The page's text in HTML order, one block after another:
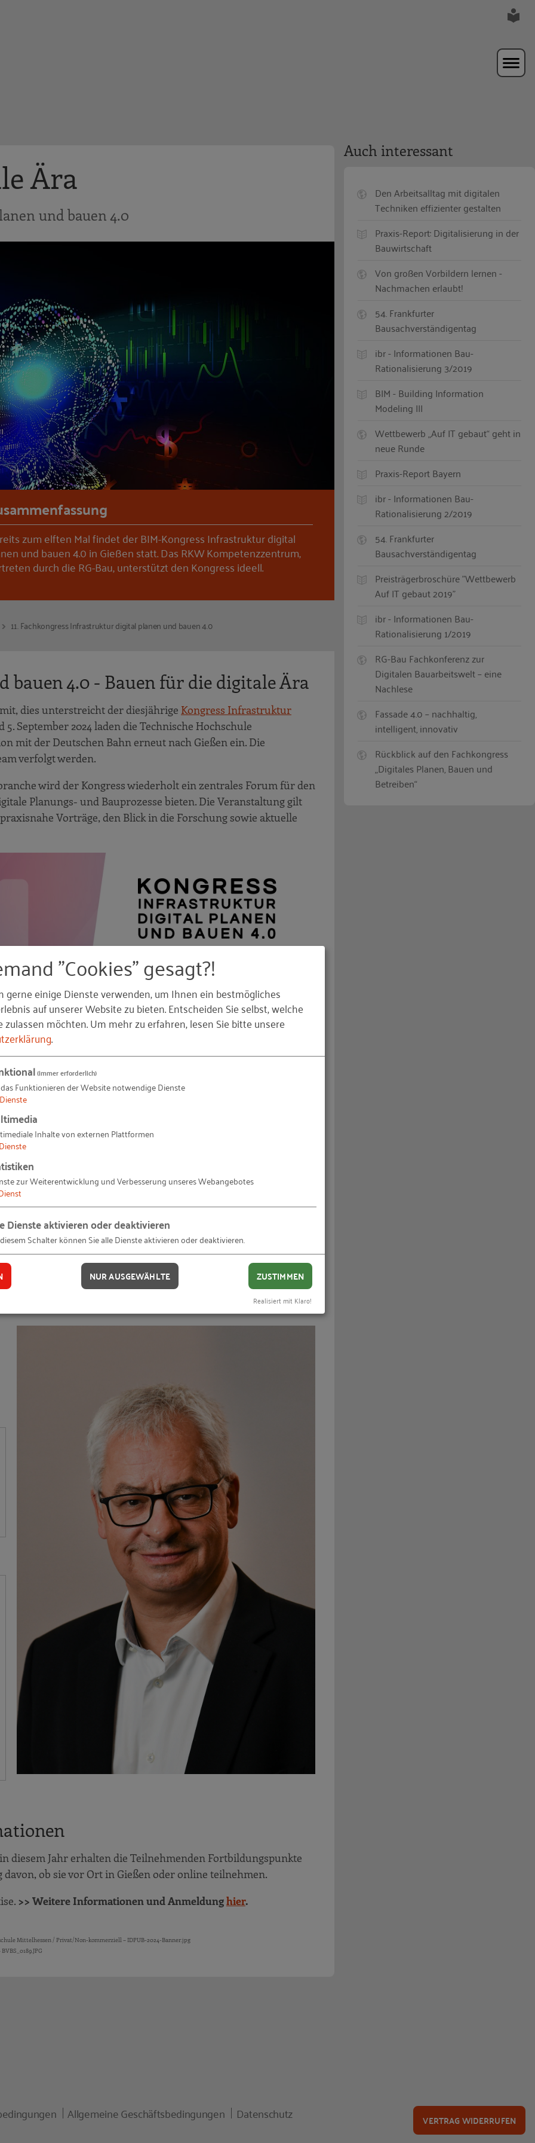
Ära
und bauen 4.0
zum elften Mal findet der BIM-Kongress Infrastruktur digital
und bauen 4.0 in Gießen statt. Das RKW Kompetenzzentrum,
durch die RG-Bau, unterstützt den Kongress ideell.
11. Fachkongress Infrastruktur digital planen und bauen 4.0
4.0 - Bauen für die digitale Ära
dies unterstreicht der diesjährige Kongress Infrastruktur
September 2024 laden die Technische Hochschule
mit der Deutschen Bahn erneut nach Gießen ein. Die
verfolgt werden.
wird der Kongress wiederholt ein zentrales Forum für den
Planungs- und Bauprozesse bieten. Die Veranstaltung gilt
Vorträge, den Blick in die Forschung sowie aktuelle
Programm
Referentinnen und Referenten, darunter
für Digitales und Verkehr sowie BIM
und innovative Ansätze zur Digitalisierung von
Themen
die Deutsche Bahn als Kooperationspartner maßgeblich
weitere führende Unternehmen und Verbände der
Digitalisierung im Bauwesen. Auch das RKW
den Kongress ideell.
diesem Jahr erhalten die Teilnehmenden Fortbildungspunkte
ob sie vor Ort in Gießen oder online teilnehmen.
>> Weitere Informationen und Anmeldunghier.
Mittelhessen / Privat/Non-kommerziell – IDPUB-2024-Banner.jpg
Auch interessant
Den Arbeitsalltag mit digitalen
Techniken effizienter gestalten
Praxis-Report: Digitalisierung in der
Bauwirtschaft
Von großen Vorbildern lernen -
Nachmachen erlaubt!
54. Frankfurter
Bausachverständigentag
ibr - Informationen Bau-
Rationalisierung 3/2019
BIM - Building Information
Modeling III
Wettbewerb „Auf IT gebaut“ geht in
neue Runde
Praxis-Report Bayern
ibr - Informationen Bau-
Rationalisierung 2/2019
54. Frankfurter
Bausachverständigentag
Preisträgerbroschüre "Wettbewerb
Auf IT gebaut 2019"
ibr - Informationen Bau-
Rationalisierung 1/2019
RG-Bau Fachkonferenz zur
Digitalen Bauarbeitswelt – eine
Nachlese
Fassade 4.0 – nachhaltig,
intelligent, innovativ
Rückblick auf den Fachkongress
„Digitales Planen, Bauen und
Betreiben“
Allgemeine Geschäftsbedingungen Datenschutz VERTRAG WIDERRUFEN
"Cookies" gesagt?!
gerne einige Dienste verwenden, um Ihnen ein bestmögliches
auf unserer Website zu bieten. Entscheiden Sie selbst, welche
zulassen möchten.Um mehr zu erfahren, lesen Sie bitte unsere
.
(immer erforderlich)
Funktionieren der Website notwendige Dienste
Dienste
Inhalte von externen Plattformen
Dienste
zur Weiterentwicklung und Verbesserung unseres Webangebotes
Dienste aktivieren oder deaktivieren
Schalter können Sie alle Dienste aktivieren oder deaktivieren.
NUR AUSGEWÄHLTE ZUSTIMMEN
Realisiert mit Klaro!